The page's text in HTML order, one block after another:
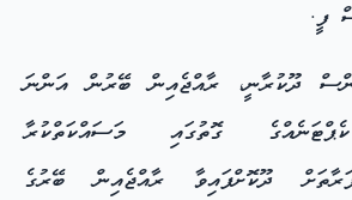
ފީ.
ދޫކުރާނީ، ރާއްޖެއިން ބޭރުން އަންނަ
ގޮތުގައި މަސައްކަތްކުރާ
ދޫކޮށްފައިވާ ރާއްޖެއިން ބޭރުގެ